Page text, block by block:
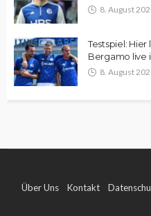
8. August
Testspiel:
Bergamo live
8. August
Über Uns Kontakt